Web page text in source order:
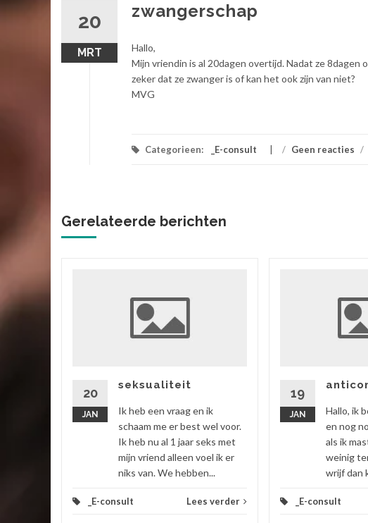
20
MRT
zwangerschap
Hallo,
Mijn vriendin is al 20dagen overtijd. Nadat ze
zeker dat ze zwanger is of kan het ook zijn van niet?
MVG
Categorieen: _E-consult / Geen reacties /
Gerelateerde berichten
20
JAN
seksualiteit
Ik heb een vraag en ik
schaam me er best wel voor.
Ik heb nu al 1 jaar seks met
mijn vriend alleen voel ik er
niks van. We hebben...
_E-consult Lees verder
19
JAN
Hallo, ik
en nog
als ik
weinig
wrijf dan
_E-consult